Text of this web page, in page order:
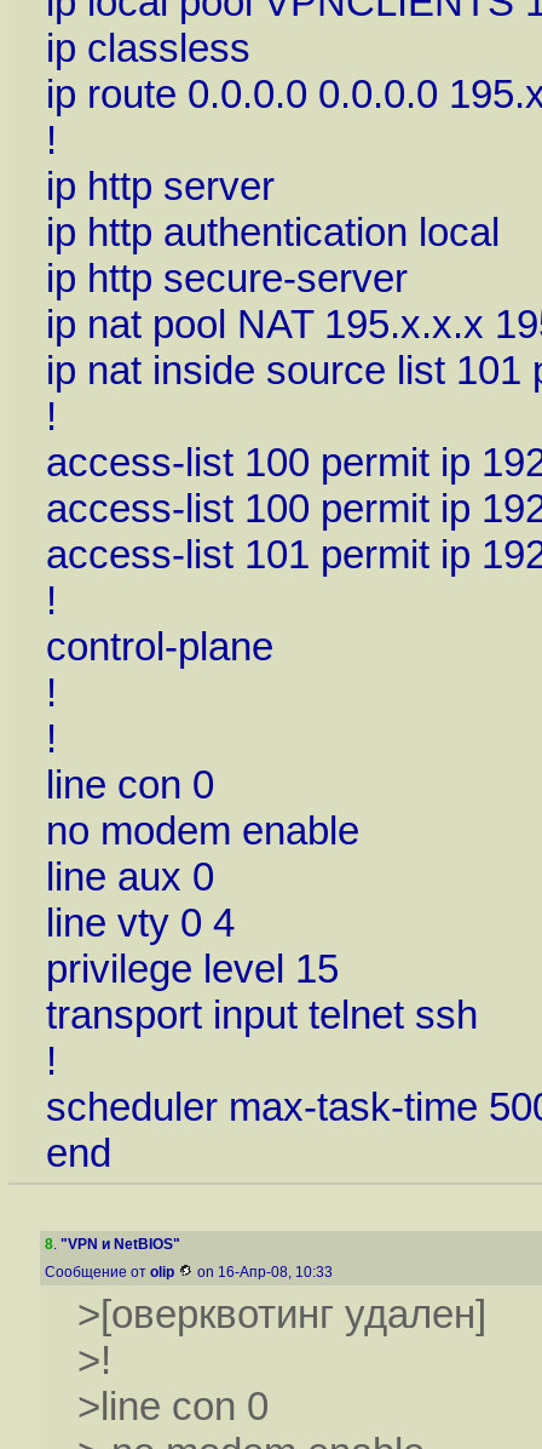
ip classless
ip route 0.0.0.0 0.0.0.0
!
ip http server
ip http authentication local
ip http secure-server
ip nat pool NAT 195.x.x.x
ip nat inside source list 101
!
access-list 100 permit ip
access-list 100 permit ip
access-list 101 permit ip
!
control-plane
!
!
line con 0
no modem enable
line aux 0
line vty 0 4
privilege level 15
transport input telnet ssh
!
scheduler max-task-time
end
8. "VPN и NetBIOS"
Сообщение от olip on 16-Апр-08, 10:33
>[оверквотинг удален]
>!
>line con 0